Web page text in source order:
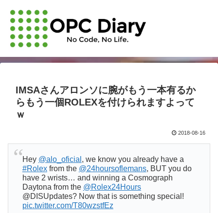
IMSAさんアロンソに腕がもう一本有るか
らもう一個ROLEXを付けられますよって
ｗ
2018-08-16
Hey @alo_oficial , we know you already have a
#Rolexfrom the @24hoursoflemans, BUT you do
have 2 wrists… and winning a Cosmograph
Daytona from the @Rolex24Hours
@DISUpdates? Now that is something special!
pic.twitter.com/T80wzstfEz